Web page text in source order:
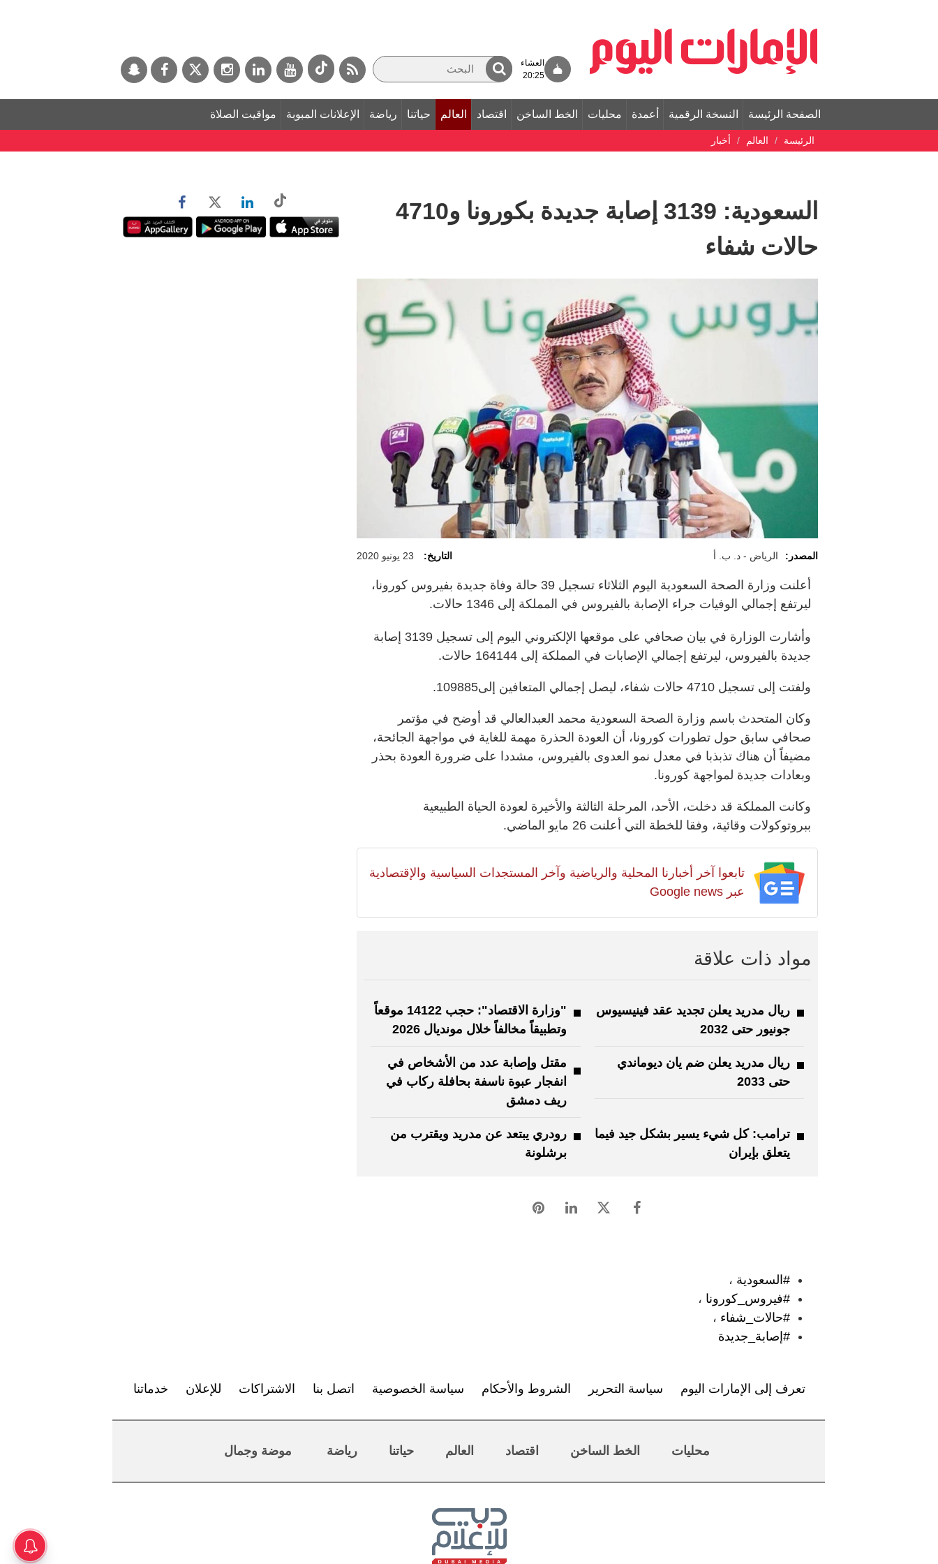
العشاء
20:25
الصفحة الرئيسة النسخة الرقمية أعمدة محليات الخط الساخن اقتصاد العالم حياتنا رياضة الإعلانات المبوبة مواقيت الصلاة
الرئيسة العالم أخبار
السعودية: 3139 إصابة جديدة بكورونا و4710
حالات شفاء
المصدر: الرياض - د. ب. أ التاريخ: 23 يونيو 2020
أعلنت وزارة الصحة السعودية اليوم الثلاثاء تسجيل 39 حالة وفاة جديدة بفيروس كورونا،
ليرتفع إجمالي الوفيات جراء الإصابة بالفيروس في المملكة إلى 1346 حالات.
وأشارت الوزارة في بيان صحافي على موقعها الإلكتروني اليوم إلى تسجيل 3139 إصابة
جديدة بالفيروس، ليرتفع إجمالي الإصابات في المملكة إلى 164144 حالات.
ولفتت إلى تسجيل 4710 حالات شفاء، ليصل إجمالي المتعافين إلى109885.
وكان المتحدث باسم وزارة الصحة السعودية محمد العبدالعالي قد أوضح في مؤتمر
صحافي سابق حول تطورات كورونا، أن العودة الحذرة مهمة للغاية في مواجهة الجائحة،
مضيفاً أن هناك تذبذبا في معدل نمو العدوى بالفيروس، مشددا على ضرورة العودة بحذر
وبعادات جديدة لمواجهة كورونا.
وكانت المملكة قد دخلت، الأحد، المرحلة الثالثة والأخيرة لعودة الحياة الطبيعية
ببروتوكولات وقائية، وفقا للخطة التي أعلنت 26 مايو الماضي.
تابعوا آخر أخبارنا المحلية والرياضية وآخر المستجدات السياسية والإقتصادية
عبر Google news
مواد ذات علاقة
ريال مدريد يعلن تجديد عقد فينيسيوس
جونيور حتى 2032
"وزارة الاقتصاد": حجب 14122 موقعاً
وتطبيقاً مخالفاً خلال مونديال 2026
ريال مدريد يعلن ضم يان ديوماندي
حتى 2033
مقتل وإصابة عدد من الأشخاص في
انفجار عبوة ناسفة بحافلة ركاب في
ريف دمشق
ترامب: كل شيء يسير بشكل جيد فيما
يتعلق بإيران
رودري يبتعد عن مدريد ويقترب من
برشلونة
#السعودية ،
#فيروس_كورونا ،
#حالات_شفاء ،
#إصابة_جديدة
تعرف إلى الإمارات اليوم سياسة التحرير الشروط والأحكام سياسة الخصوصية اتصل بنا الاشتراكات للإعلان خدماتنا
محليات الخط الساخن اقتصاد العالم حياتنا رياضة موضة وجمال